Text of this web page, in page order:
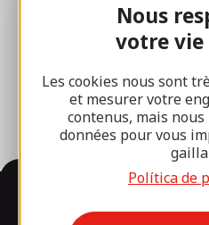
Nous
votre vie
Les cookies nous sont
et mesurer votre
contenus, mais
données pour vous
Política de
Sala de prensa